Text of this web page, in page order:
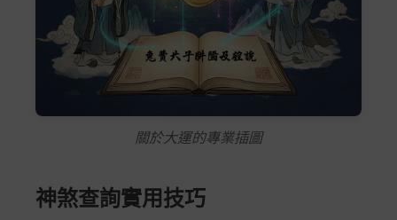
關於大運的專業插圖
神煞查詢實用技巧